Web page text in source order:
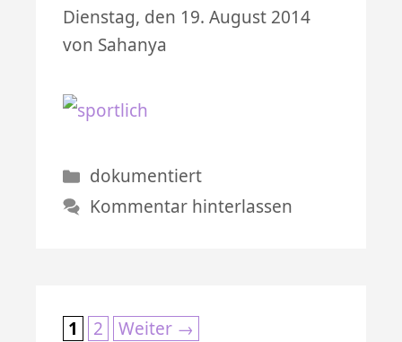
Dienstag, den 19. August 2014
von Sahanya
Kategorien
dokumentiert
Kommentar hinterlassen
Seite
1 Seite
2 Weiter →